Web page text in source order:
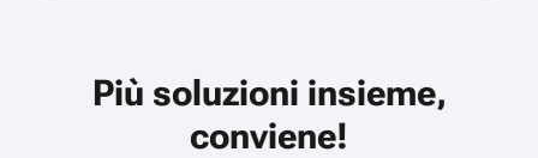
Più soluzioni insieme,
conviene!